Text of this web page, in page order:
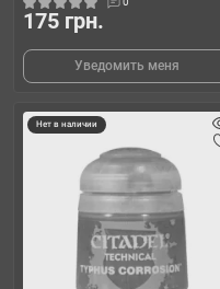
175 грн.
Уведомить меня
Нет в наличии